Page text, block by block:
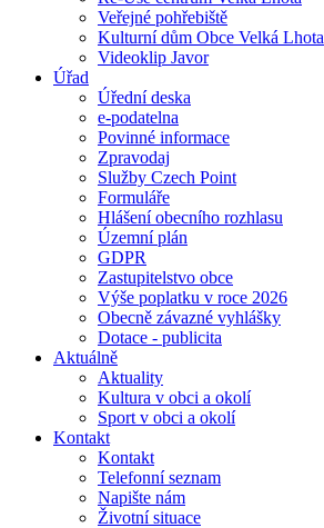
Veřejné pohřebiště
Kulturní dům Obce Velká Lhota
Videoklip Javor
Úřad
Úřední deska
e-podatelna
Povinné informace
Zpravodaj
Služby Czech Point
Formuláře
Hlášení obecního rozhlasu
Územní plán
GDPR
Zastupitelstvo obce
Výše poplatku v roce 2026
Obecně závazné vyhlášky
Dotace - publicita
Aktuálně
Aktuality
Kultura v obci a okolí
Sport v obci a okolí
Kontakt
Kontakt
Telefonní seznam
Napište nám
Životní situace